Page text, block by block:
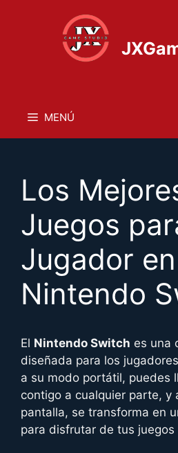
MENÚ
Los
Juegos
Jugador en
Nintendo
El Nintendo Switch es una
diseñada para los
a su modo portátil, puedes
contigo a cualquier parte, y
pantalla, se transforma en
para disfrutar de tus juegos